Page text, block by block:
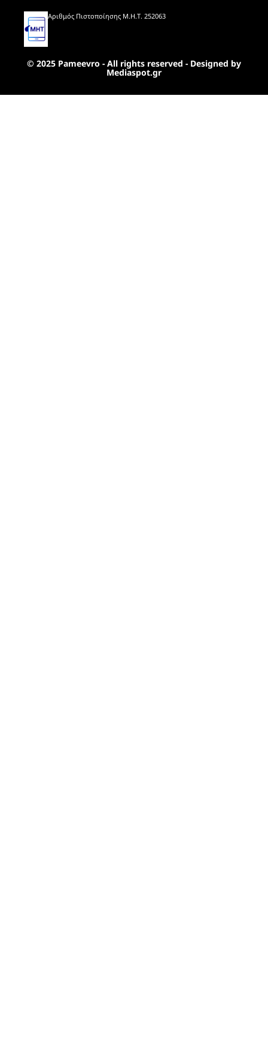
Αριθμός Πιστοποίησης Μ.Η.Τ. 252063
© 2025 Pameevro - All rights reserved - Designed by
Mediaspot.gr